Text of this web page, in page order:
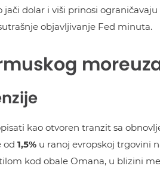
dolar i viši prinosi
objavljivanje Fed minuta.
kao otvoren tranzit sa
od 1,5% u ranoj evropskoj trgovini
kod obale Omana, u blizini